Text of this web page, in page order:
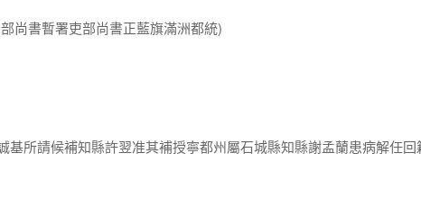
尚書暫署吏部尚書正藍旗滿洲都統)
基所請候補知縣許翌准其補授寧都州屬石城縣知縣謝孟蘭患病解任回